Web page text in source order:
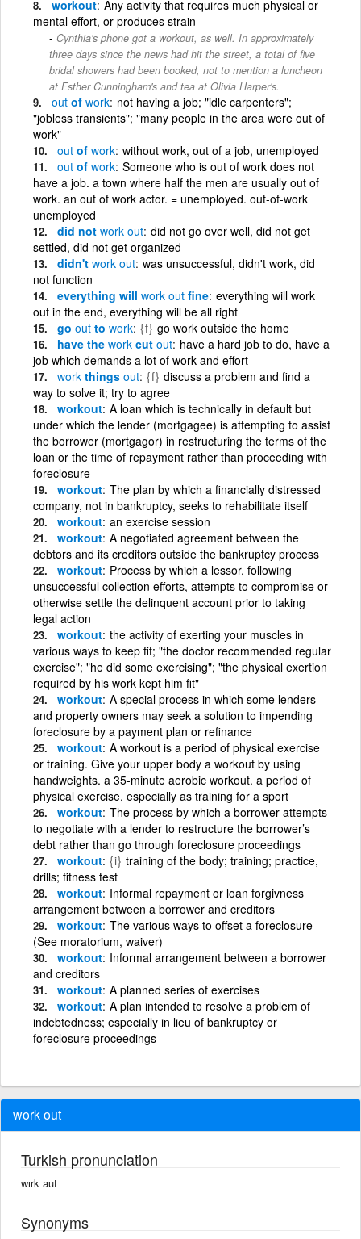
workout Any activity that requires much physical or
mental effort, or produces strain
Cynthia's phone got a workout, as well. In approximately
three days since the news had hit the street, a total of five
bridal showers had been booked, not to mention a luncheon
at Esther Cunningham's and tea at Olivia Harper's.
out of work not having a job; "idle carpenters";
"jobless transients"; "many people in the area were out of
work"
out of work without work, out of a job, unemployed
out of work Someone who is out of work does not
have a job. a town where half the men are usually out of
work. an out of work actor. = unemployed. out-of-work
unemployed
did not work out did not go over well, did not get
settled, did not get organized
didn't work out was unsuccessful, didn't work, did
not function
everything will work out fine everything will work
out in the end, everything will be all right
go out to work {f} go work outside the home
have the work cut out have a hard job to do, have a
job which demands a lot of work and effort
work things out {f} discuss a problem and find a
way to solve it; try to agree
workout A loan which is technically in default but
under which the lender (mortgagee) is attempting to assist
the borrower (mortgagor) in restructuring the terms of the
loan or the time of repayment rather than proceeding with
foreclosure
workout The plan by which a financially distressed
company, not in bankruptcy, seeks to rehabilitate itself
workout an exercise session
workout A negotiated agreement between the
debtors and its creditors outside the bankruptcy process
workout Process by which a lessor, following
unsuccessful collection efforts, attempts to compromise or
otherwise settle the delinquent account prior to taking
legal action
workout the activity of exerting your muscles in
various ways to keep fit; "the doctor recommended regular
exercise"; "he did some exercising"; "the physical exertion
required by his work kept him fit"
workout A special process in which some lenders
and property owners may seek a solution to impending
foreclosure by a payment plan or refinance
workout A workout is a period of physical exercise
or training. Give your upper body a workout by using
handweights. a 35-minute aerobic workout. a period of
physical exercise, especially as training for a sport
workout The process by which a borrower attempts
to negotiate with a lender to restructure the borrower’s
debt rather than go through foreclosure proceedings
workout {i} training of the body; training; practice,
drills; fitness test
workout Informal repayment or loan forgivness
arrangement between a borrower and creditors
workout The various ways to offset a foreclosure
(See moratorium, waiver)
workout Informal arrangement between a borrower
and creditors
workout A planned series of exercises
workout A plan intended to resolve a problem of
indebtedness; especially in lieu of bankruptcy or
foreclosure proceedings
work out
Turkish pronunciation
wırk aut
Synonyms